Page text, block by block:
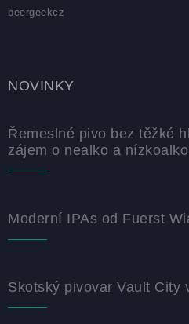
beergeekcz
NOVINKY
Řemeslné pivo bez těžké
zájem o nealko a
Moderní IPAs od Fuerst
Skotský pivovar Vault City